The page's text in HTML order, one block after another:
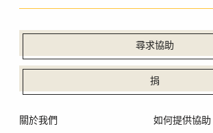
尋求協助
捐
關於我們
如何提供協助